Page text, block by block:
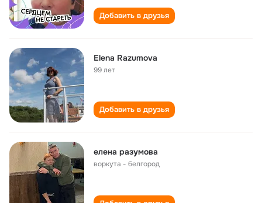
Добавить в друзья
Elena Razumova
99 лет
Добавить в друзья
елена разумова
воркута - белгород